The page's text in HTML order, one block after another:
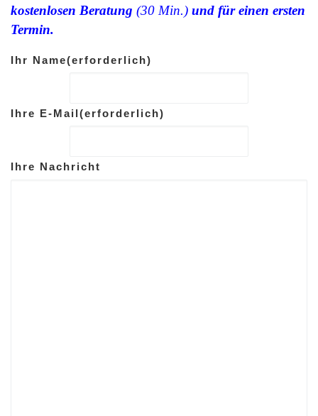
kostenlosen Beratung (30 Min.) und für einen ersten
Termin.
Ihr Name(erforderlich)
Ihre E-Mail(erforderlich)
Ihre Nachricht